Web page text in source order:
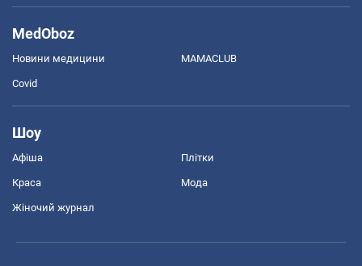
MedOboz
Новини медицини MAMACLUB
Covid
Шоу
Афіша Плітки
Краса Мода
Жіночий журнал